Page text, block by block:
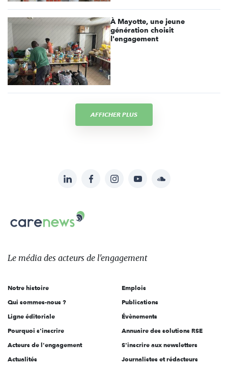
À Mayotte, une jeune
génération choisit
l'engagement
AFFICHER PLUS
sur:
LinkedInFacebookInstagramYouTubeSoundcloud
Le
des
l'engagement
Le média des acteurs de l'engagement
Notre histoire
Qui sommes-nous ?
Ligne éditoriale
Pourquoi s'inscrire
Acteurs de l'engagement
Actualités
Emplois
Publications
Évènements
Annuaire des solutions RSE
S'inscrire aux newsletters
Journalistes et rédacteurs